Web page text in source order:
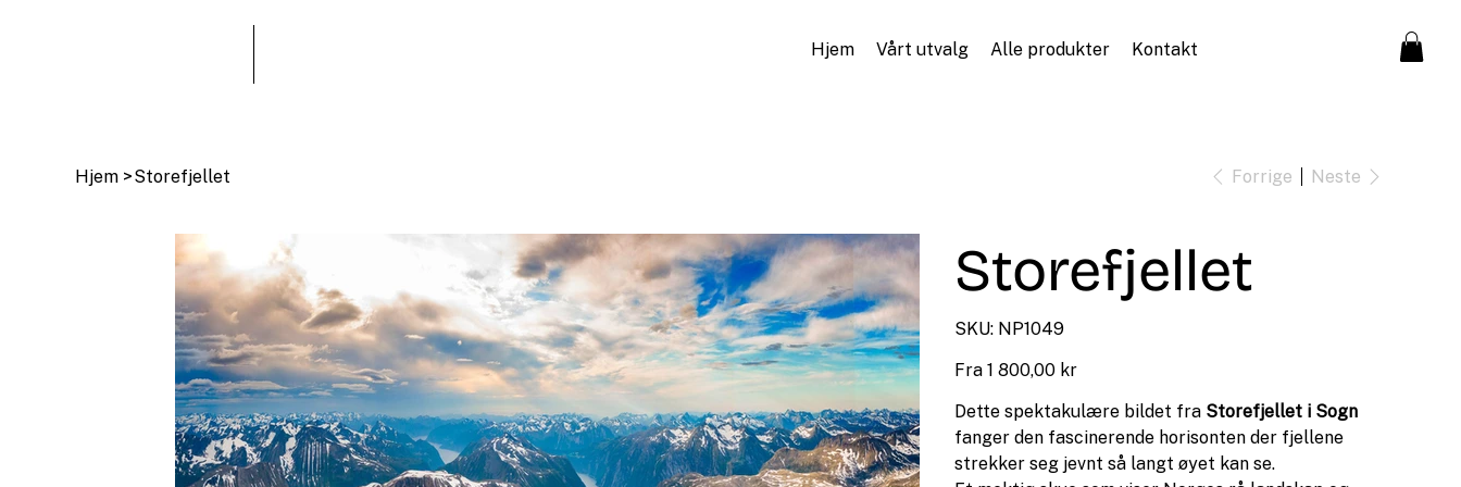
Hjem Vårt utvalg Alle produkter Kontakt
Hjem >Storefjellet Forrige Neste
Storefjellet
SKU: SKU
NP1049
NP1049
Fra Pris
1 800,00 kr
Dette spektakulære bildet fra Storefjellet i Sogn
fanger den fascinerende horisonten der fjellene
strekker seg jevnt så langt øyet kan se.